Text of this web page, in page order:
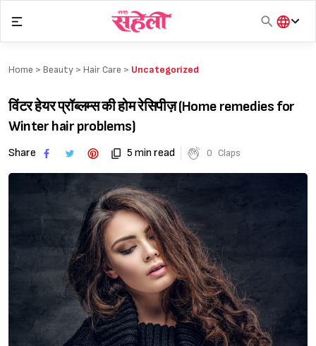
content
हिंदी
Home > Beauty > Hair Care > Uncategorized
विंटर हेयर प्रॉब्लम्स की होम रेसिपीज़ (Home remedies for
Winter hair problems)
Share 5 min read 0 Claps